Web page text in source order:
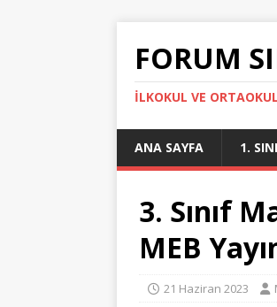
FORUM
İLKOKUL VE
ANA SAYFA 1.
3. Sınıf
MEB
21 Haziran 2023